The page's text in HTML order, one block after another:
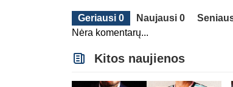
Geriausi 0 Naujausi 0
Nėra komentarų...
Kitos naujienos